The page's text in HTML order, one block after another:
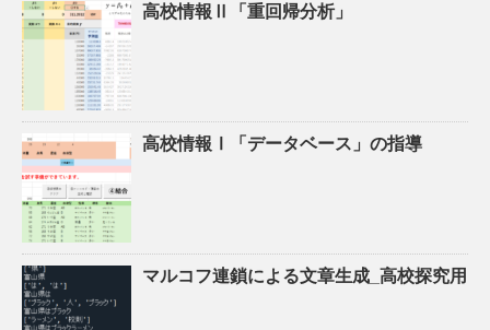
高校情報Ⅱ「重回帰分析」
高校情報Ⅰ「データベース」の指導
マルコフ連鎖による文章生成_高校探究用